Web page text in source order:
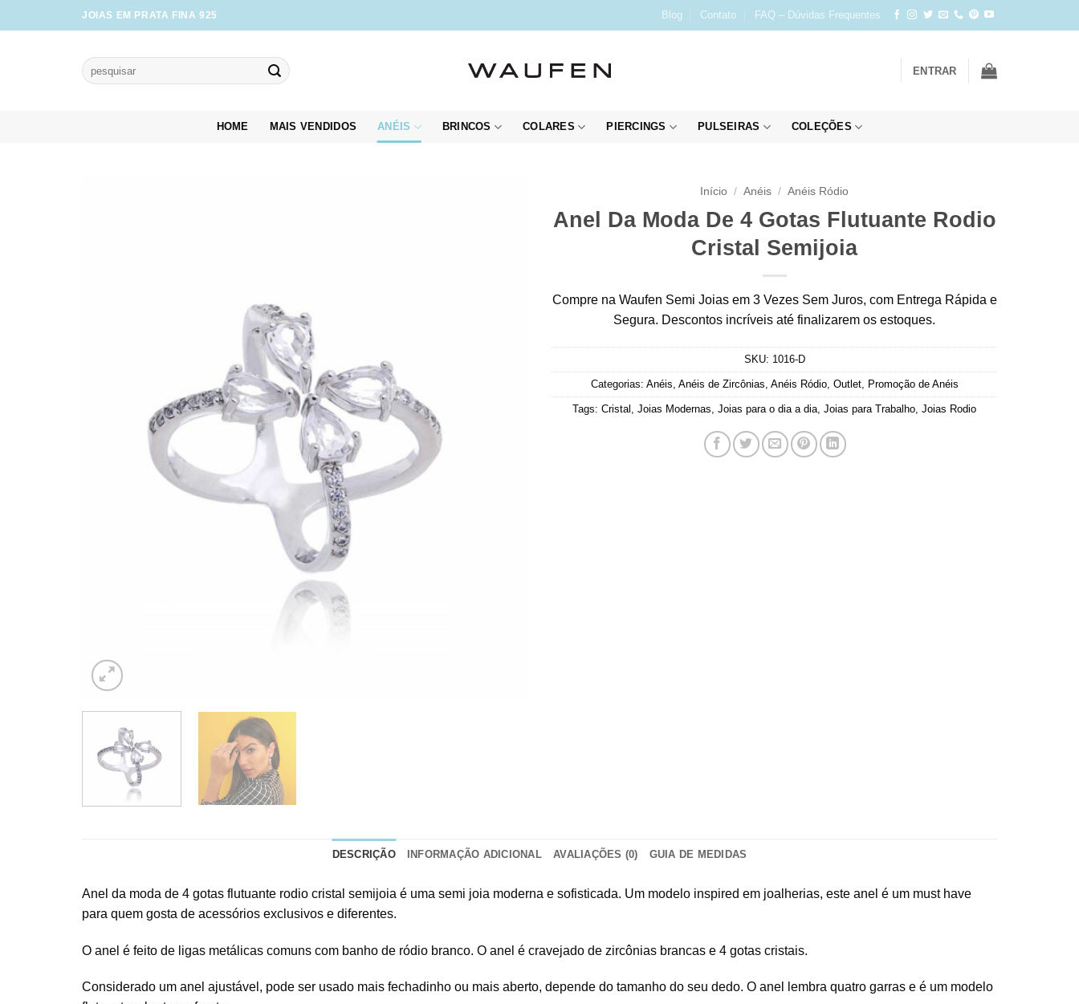
to
JOIAS EM PRATA FINA 925 Blog Contato FAQ – Dúvidas Frequentes
Pesquisar
por:
ENTRAR
HOME MAIS VENDIDOS ANÉIS BRINCOS COLARES PIERCINGS PULSEIRAS COLEÇÕES
Início / Anéis / Anéis Ródio
Anel Da Moda De 4 Gotas Flutuante Rodio
Cristal Semijoia
Compre na Waufen Semi Joias em 3 Vezes Sem Juros, com Entrega Rápida e
Segura. Descontos incríveis até finalizarem os estoques.
SKU: 1016-D
Categorias: Anéis Anéis de Zircônias Anéis Ródio, Outlet, Promoção de Anéis
Tags: Cristal Joias Modernas Joias para o dia a dia Joias para Trabalho Joias Rodio
DESCRIÇÃO INFORMAÇÃO ADICIONAL AVALIAÇÕES (0) GUIA DE MEDIDAS
Anel da moda de 4 gotas flutuante rodio cristal semijoia é uma semi joia moderna e sofisticada. Um modelo inspired em joalherias, este anel é um must have
para quem gosta de acessórios exclusivos e diferentes.
O anel é feito de ligas metálicas comuns com banho de ródio branco. O anel é cravejado de zircônias brancas e 4 gotas cristais.
Considerado um anel ajustável, pode ser usado mais fechadinho ou mais aberto, depende do tamanho do seu dedo. O anel lembra quatro garras e é um modelo